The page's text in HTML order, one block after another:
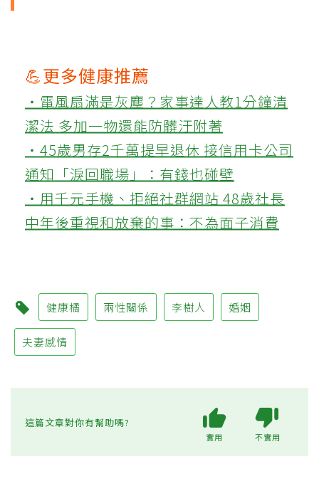
💪更多健康推薦
‧電風扇滿是灰塵？家事達人教1分鐘清
潔法 多加一物還能防髒汙附著
‧45歲男存2千萬提早退休 接信用卡公司
通知「淚回職場」：有錢也碰壁
‧用千元手機、拒絕社群網站 48歲社長
中年後重視和放棄的事：不為面子消費
健康橘 兩性關係 李樹人 婚姻
夫妻感情
這篇文章對你有幫助嗎?
實用 不實用